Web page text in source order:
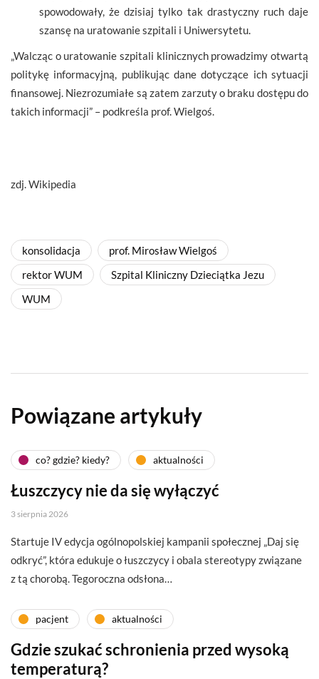
spowodowały, że dzisiaj tylko tak drastyczny ruch daje
szansę na uratowanie szpitali i Uniwersytetu.
„Walcząc o uratowanie szpitali klinicznych prowadzimy otwartą
politykę informacyjną, publikując dane dotyczące ich sytuacji
finansowej. Niezrozumiałe są zatem zarzuty o braku dostępu do
takich informacji” – podkreśla prof. Wielgoś.
zdj. Wikipedia
konsolidacja
prof. Mirosław Wielgoś
rektor WUM
Szpital Kliniczny Dzieciątka Jezu
WUM
Powiązane artykuły
co? gdzie? kiedy? aktualności
Łuszczycy nie da się wyłączyć
3 sierpnia 2026
Startuje IV edycja ogólnopolskiej kampanii społecznej „Daj się
odkryć”, która edukuje o łuszczycy i obala stereotypy związane
z tą chorobą. Tegoroczna odsłona…
pacjent aktualności
Gdzie szukać schronienia przed wysoką
temperaturą?